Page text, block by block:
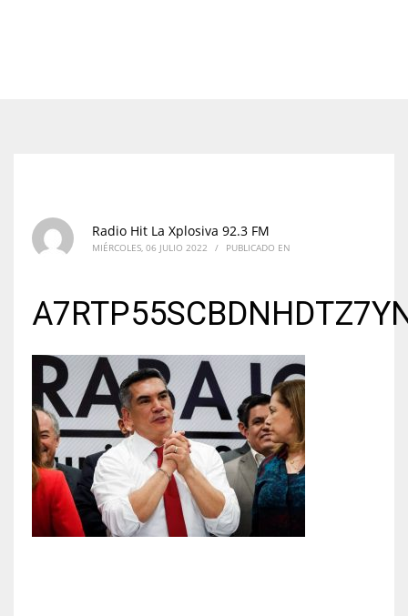
Radio Hit La Xplosiva 92.3 FM
MIÉRCOLES, 06 JULIO 2022 / PUBLICADO EN